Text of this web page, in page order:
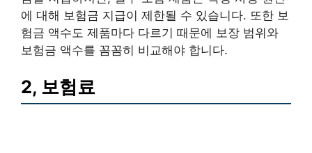
에 대해 보험금 지급이 제한될 수 있습니다. 또한 보
험금 액수도 제품마다 다르기 때문에 보장 범위와
보험금 액수를 꼼꼼히 비교해야 합니다.
2, 보험료